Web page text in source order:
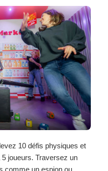
10 défis physiques et
joueurs. Traversez un